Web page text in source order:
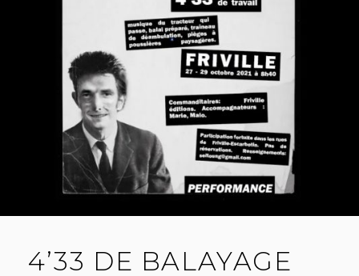
4’33 DE BALAYAGE